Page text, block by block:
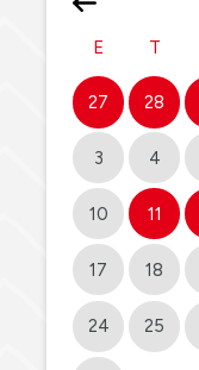
E T
27 28
3 4
10 11
17 18
24 25